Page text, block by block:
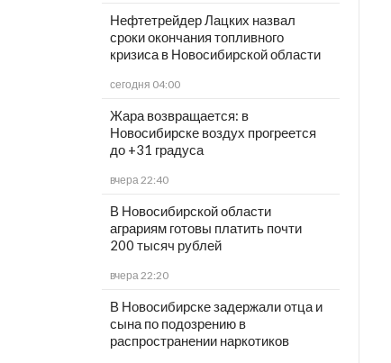
Нефтетрейдер Лацких назвал
сроки окончания топливного
кризиса в Новосибирской области
сегодня 04:00
Жара возвращается: в
Новосибирске воздух прогреется
до +31 градуса
вчера 22:40
В Новосибирской области
аграриям готовы платить почти
200 тысяч рублей
вчера 22:20
В Новосибирске задержали отца и
сына по подозрению в
распространении наркотиков